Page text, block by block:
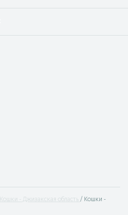
Кошки - Джизакская область
Кошки -